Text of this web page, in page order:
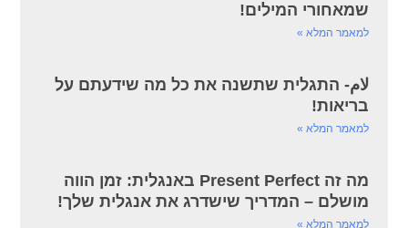
שמאחורי המילים!
למאמר המלא »
لام- התגלית שתשנה את כל מה שידעתם על
בריאות!
למאמר המלא »
מה זה Present Perfect באנגלית: זמן הווה
מושלם – המדריך שישדרג את אנגלית שלך!
למאמר המלא »